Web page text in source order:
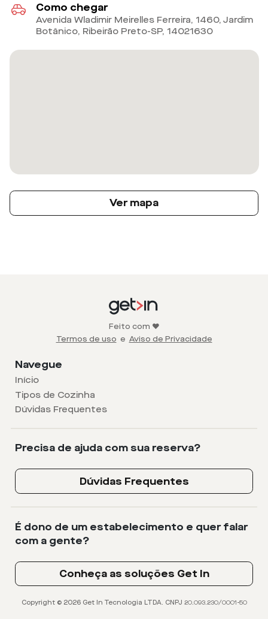
Como chegar
Avenida Wladimir Meirelles Ferreira, 1460, Jardim
Botânico, Ribeirão Preto-SP, 14021630
Ver mapa
Feito com ❤️
Termos de uso e Aviso de Privacidade
Navegue
Início
Tipos de Cozinha
Dúvidas Frequentes
Precisa de ajuda com sua reserva?
Dúvidas Frequentes
É dono de um estabelecimento e quer falar
com a gente?
Conheça as soluções Get In
Copyright © 2026 Get In Tecnologia LTDA. CNPJ 20.093.230/0001-50